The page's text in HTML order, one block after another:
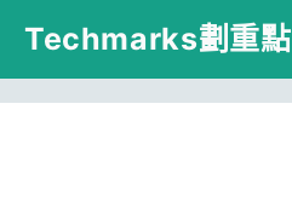
跳
主
Techmarks劃重點